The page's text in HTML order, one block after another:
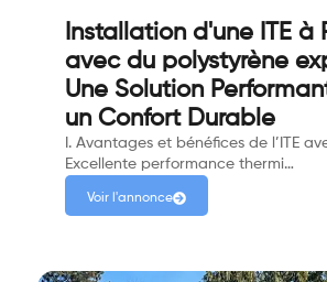
Installation d'une ITE à
avec du polystyrène
Une Solution
un Confort Durable
I. Avantages et bénéfices de l’ITE
Excellente performance thermi…
Voir l'annonce